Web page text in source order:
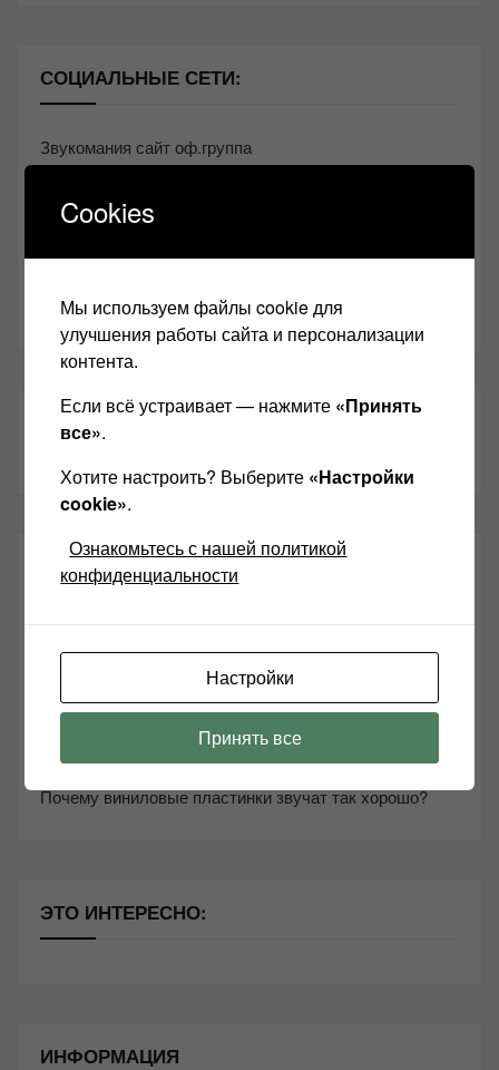
СОЦИАЛЬНЫЕ СЕТИ:
Звукомания сайт оф.группа
Контакт
Youtube
ТАКЖЕ ЧИТАЕМ:
СВЕЖИЕ ЗАПИСИ
Чем дороже аудиотехника, тем лучше звучит?
Секреты Hi-Fi
10 способов оптимизации потоковой музыки
Почему виниловые пластинки звучат так хорошо?
ЭТО ИНТЕРЕСНО:
ИНФОРМАЦИЯ
Cookies
Мы используем файлы cookie для
улучшения работы сайта и персонализации
контента.
Если всё устраивает — нажмите «Принять
все».
Хотите настроить? Выберите «Настройки
cookie».
Ознакомьтесь с нашей политикой
конфиденциальности
Настройки
Принять все